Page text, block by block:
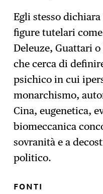
Egli stesso
figure tutelari
Deleuze, Guattari
che cerca di
psichico in cui
monarchismo,
Cina, eugenetica,
biomeccanica
sovranità e a
politico.
FONTI